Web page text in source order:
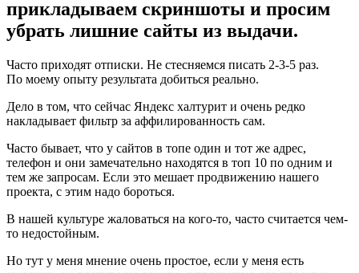
прикладываем скриншоты и просим
убрать лишние сайты из выдачи.
Часто приходят отписки. Не стесняемся писать 2-3-5 раз.
По моему опыту результата добиться реально.
Дело в том, что сейчас Яндекс халтурит и очень редко
накладывает фильтр за аффилированность сам.
Часто бывает, что у сайтов в топе один и тот же адрес,
телефон и они замечательно находятся в топ 10 по одним и
тем же запросам. Если это мешает продвижению нашего
проекта, с этим надо бороться.
В нашей культуре жаловаться на кого-то, часто считается чем-
то недостойным.
Но тут у меня мнение очень простое, если у меня есть